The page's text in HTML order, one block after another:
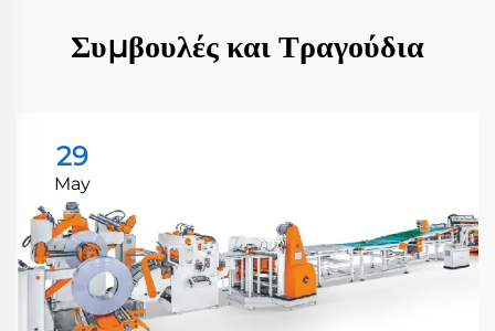
Συμβουλές και Τραγούδια
29
May